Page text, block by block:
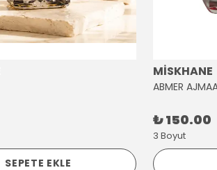
SEPETE EKLE
MİSKHANE
ABMER
₺ 150.00
3 Boyut